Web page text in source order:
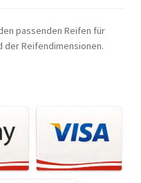
passenden Reifen für
der Reifendimensionen.